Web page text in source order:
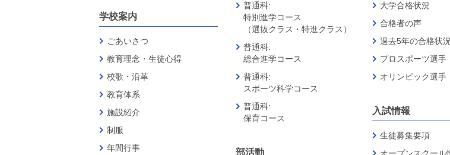
学校案内
ごあいさつ
教育理念・生徒心得
校歌・沿革
教育体系
施設紹介
制服
年間行事
普通科:
特別進学コース
（選抜クラス・特進クラス）
普通科:
総合進学コース
普通科:
スポーツ科学コース
普通科:
保育コース
部活動
大学合格状況
合格者の声
過去5年の合格状
プロスポーツ選手
オリンピック選手
入試情報
生徒募集要項